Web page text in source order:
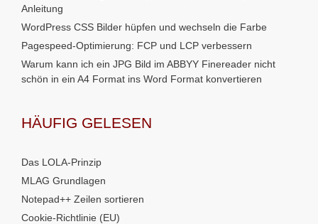
Anleitung
WordPress CSS Bilder hüpfen und wechseln die Farbe
Pagespeed-Optimierung: FCP und LCP verbessern
Warum kann ich ein JPG Bild im ABBYY Finereader nicht
schön in ein A4 Format ins Word Format konvertieren
HÄUFIG GELESEN
Das LOLA-Prinzip
MLAG Grundlagen
Notepad++ Zeilen sortieren
Cookie-Richtlinie (EU)